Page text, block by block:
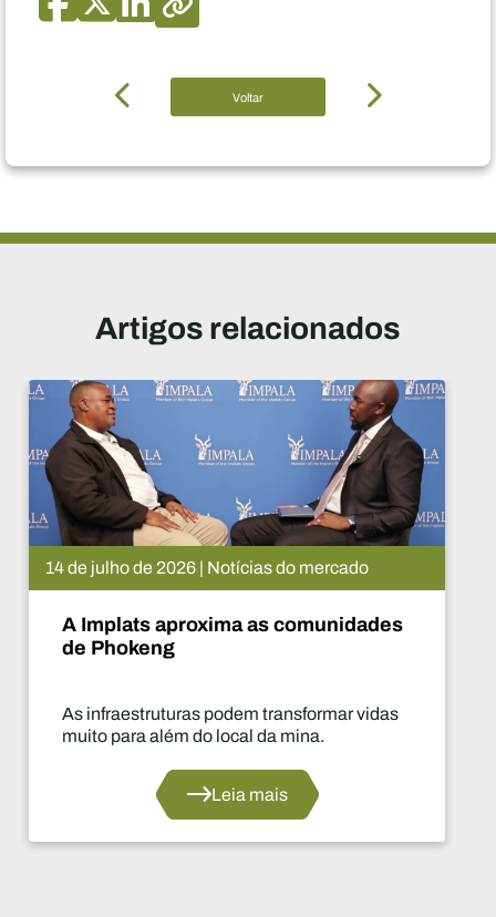
Voltar
Artigos relacionados
14 de julho de 2026 | Notícias do mercado
A Implats aproxima as comunidades
de Phokeng
As infraestruturas podem transformar vidas
muito para além do local da mina.
Leia mais